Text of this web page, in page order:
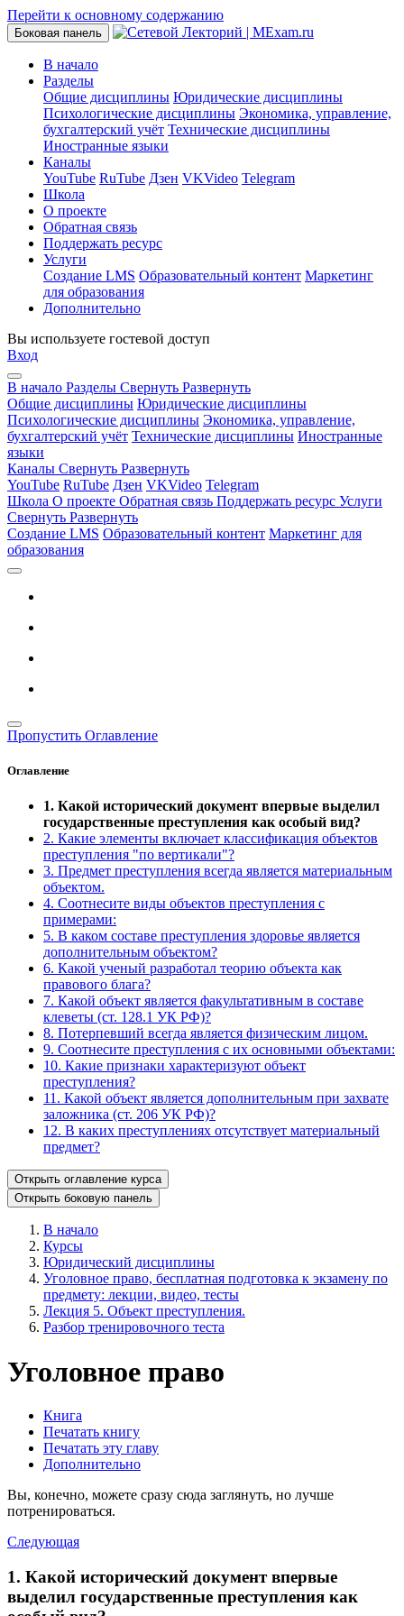
Перейти к основному содержанию
Боковая панель
В начало
Разделы
Общие дисциплины Юридические дисциплины
Психологические дисциплины Экономика, управление,
бухгалтерский учёт Технические дисциплины
Иностранные языки
Каналы
YouTube RuTube Дзен VKVideo Telegram
Школа
О проекте
Обратная связь
Поддержать ресурс
Услуги
Создание LMS Образовательный контент Маркетинг
для образования
Дополнительно
Вы используете гостевой доступ
Вход
В начало Разделы Свернуть Развернуть
Общие дисциплины Юридические дисциплины
Психологические дисциплины Экономика, управление,
бухгалтерский учёт Технические дисциплины Иностранные
языки
Каналы Свернуть Развернуть
YouTube RuTube Дзен VKVideo Telegram
Школа О проекте Обратная связь Поддержать ресурс Услуги
Свернуть Развернуть
Создание LMS Образовательный контент Маркетинг для
образования
Пропустить Оглавление
Оглавление
1. Какой исторический документ впервые выделил
государственные преступления как особый вид?
2. Какие элементы включает классификация объектов
преступления "по вертикали"?
3. Предмет преступления всегда является материальным
объектом.
4. Соотнесите виды объектов преступления с
примерами:
5. В каком составе преступления здоровье является
дополнительным объектом?
6. Какой ученый разработал теорию объекта как
правового блага?
7. Какой объект является факультативным в составе
клеветы (ст. 128.1 УК РФ)?
8. Потерпевший всегда является физическим лицом.
9. Соотнесите преступления с их основными объектами:
10. Какие признаки характеризуют объект
преступления?
11. Какой объект является дополнительным при захвате
заложника (ст. 206 УК РФ)?
12. В каких преступлениях отсутствует материальный
предмет?
Открыть оглавление курса
Открыть боковую панель
В начало
Курсы
Юридический дисциплины
Уголовное право, бесплатная подготовка к экзамену по
предмету: лекции, видео, тесты
Лекция 5. Объект преступления.
Разбор тренировочного теста
Уголовное право
Книга
Печатать книгу
Печатать эту главу
Дополнительно
Вы, конечно, можете сразу сюда заглянуть, но лучше
потренироваться.
Следующая
1. Какой исторический документ впервые
выделил государственные преступления как